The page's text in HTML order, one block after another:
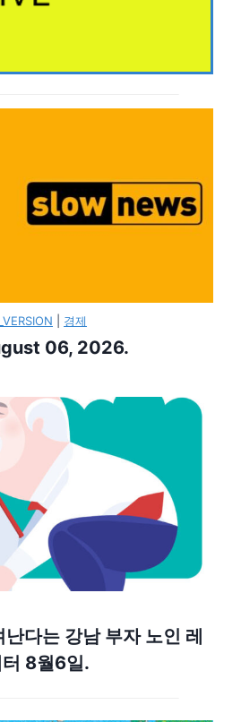
경제
06, 2026.
다는 강남 부자 노인 레
8월6일.